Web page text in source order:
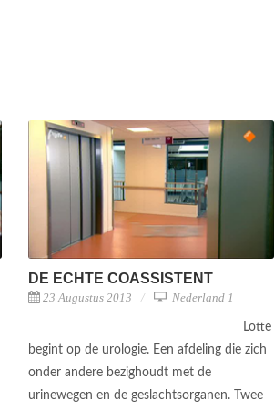
DE ECHTE COASSISTENT
23 Augustus 2013 Nederland 1
Lotte
begint op de urologie. Een afdeling die zich
onder andere bezighoudt met de
urinewegen en de geslachtsorganen. Twee